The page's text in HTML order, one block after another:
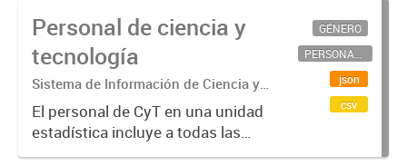
Personal de ciencia y
tecnología
Sistema de Información de Ciencia y
Tecnología Argentino (SICYTAR)
El personal de CyT en una unidad
estadística incluye a todas las
personas involucradas
GÉNERO
PERSONAL CIENTÍFICO-TECNOLÓGICO
json
csv